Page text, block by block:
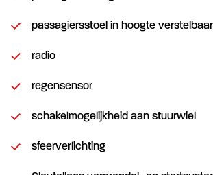
passagiersstoel in hoogte verstelbaar
radio
regensensor
schakelmogelijkheid aan stuurwiel
sfeerverlichting